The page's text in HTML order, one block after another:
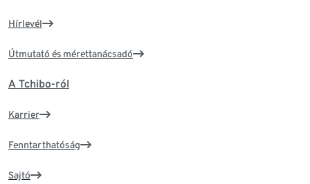
Hírlevél
Útmutató és mérettanácsadó
A Tchibo-ról
Karrier
Fenntarthatóság
Sajtó